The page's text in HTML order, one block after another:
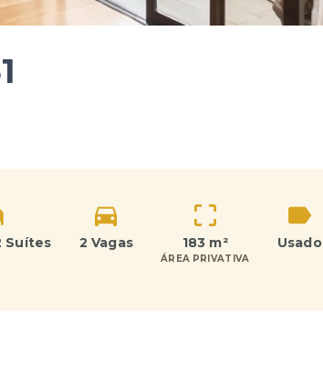
Suítes 2 Vagas 183 m²
ÁREA PRIVATIVA
Usado